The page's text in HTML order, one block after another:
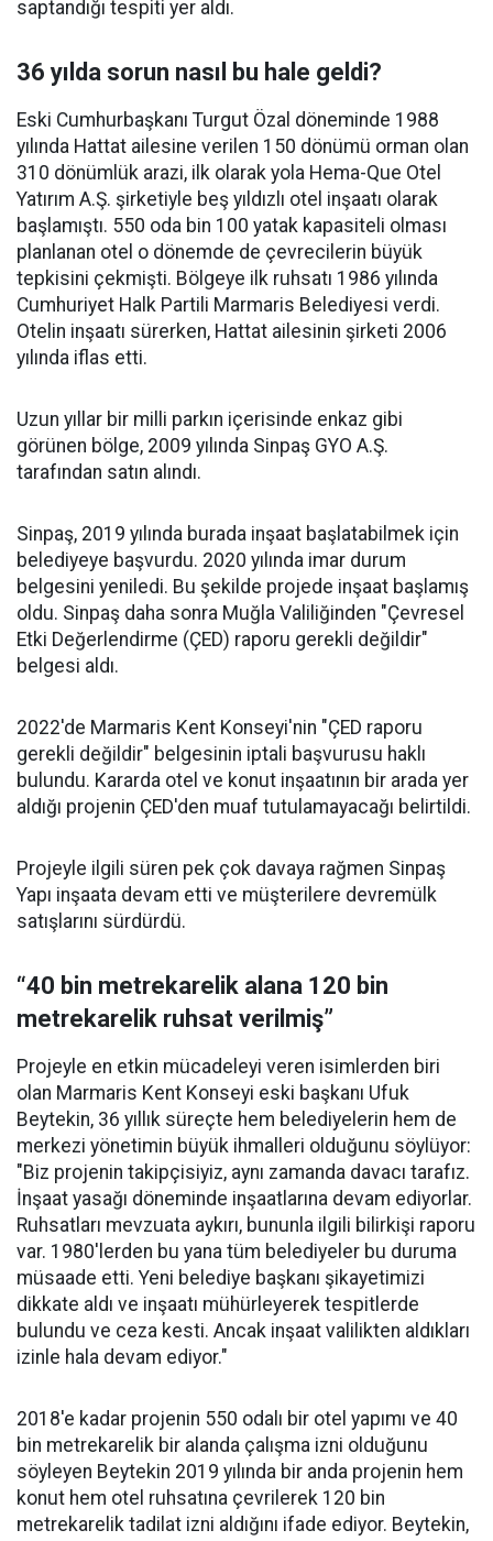
saptandığı tespiti yer aldı.
36 yılda sorun nasıl bu hale geldi?
Eski Cumhurbaşkanı Turgut Özal döneminde 1988
yılında Hattat ailesine verilen 150 dönümü orman olan
310 dönümlük arazi, ilk olarak yola Hema-Que Otel
Yatırım A.Ş. şirketiyle beş yıldızlı otel inşaatı olarak
başlamıştı. 550 oda bin 100 yatak kapasiteli olması
planlanan otel o dönemde de çevrecilerin büyük
tepkisini çekmişti. Bölgeye ilk ruhsatı 1986 yılında
Cumhuriyet Halk Partili Marmaris Belediyesi verdi.
Otelin inşaatı sürerken, Hattat ailesinin şirketi 2006
yılında iflas etti.
Uzun yıllar bir milli parkın içerisinde enkaz gibi
görünen bölge, 2009 yılında Sinpaş GYO A.Ş.
tarafından satın alındı.
Sinpaş, 2019 yılında burada inşaat başlatabilmek için
belediyeye başvurdu. 2020 yılında imar durum
belgesini yeniledi. Bu şekilde projede inşaat başlamış
oldu. Sinpaş daha sonra Muğla Valiliğinden "Çevresel
Etki Değerlendirme (ÇED) raporu gerekli değildir"
belgesi aldı.
2022'de Marmaris Kent Konseyi'nin "ÇED raporu
gerekli değildir" belgesinin iptali başvurusu haklı
bulundu. Kararda otel ve konut inşaatının bir arada yer
aldığı projenin ÇED'den muaf tutulamayacağı belirtildi.
Projeyle ilgili süren pek çok davaya rağmen Sinpaş
Yapı inşaata devam etti ve müşterilere devremülk
satışlarını sürdürdü.
“40 bin metrekarelik alana 120 bin
metrekarelik ruhsat verilmiş”
Projeyle en etkin mücadeleyi veren isimlerden biri
olan Marmaris Kent Konseyi eski başkanı Ufuk
Beytekin, 36 yıllık süreçte hem belediyelerin hem de
merkezi yönetimin büyük ihmalleri olduğunu söylüyor:
"Biz projenin takipçisiyiz, aynı zamanda davacı tarafız.
İnşaat yasağı döneminde inşaatlarına devam ediyorlar.
Ruhsatları mevzuata aykırı, bununla ilgili bilirkişi raporu
var. 1980'lerden bu yana tüm belediyeler bu duruma
müsaade etti. Yeni belediye başkanı şikayetimizi
dikkate aldı ve inşaatı mühürleyerek tespitlerde
bulundu ve ceza kesti. Ancak inşaat valilikten aldıkları
izinle hala devam ediyor."
2018'e kadar projenin 550 odalı bir otel yapımı ve 40
bin metrekarelik bir alanda çalışma izni olduğunu
söyleyen Beytekin 2019 yılında bir anda projenin hem
konut hem otel ruhsatına çevrilerek 120 bin
metrekarelik tadilat izni aldığını ifade ediyor. Beytekin,